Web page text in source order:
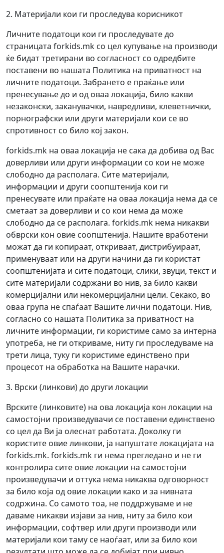
2. Материјали кои ги проследува корисникот
Личните податоци кои ги проследувате до
страницата forkids.mk со цел купување на производи
ќе бидат третирани во согласност со одредбите
поставени во нашата Политика на приватност на
личните податоци. Забрането е праќање или
пренесување до и од оваа локација, било какви
незаконски, заканувачки, навредливи, клеветнички,
порнографски или други материјали кои се во
спротивност со било кој закон.
forkids.mk на оваа локација не сака да добива од Вас
доверливи или други информации со кои не може
слободно да располага. Сите материјали,
информации и други соопштенија кои ги
пренесувате или праќате на оваа локација нема да се
сметаат за доверливи и со кои нема да може
слободно да се располага. forkids.mk нема никакви
обврски кон овие соопштенија. Нашите вработени
можат да ги копираат, откриваат, дистрибуираат,
применуваат или на други начини да ги користат
соопштенијата и сите податоци, слики, звуци, текст и
сите материјали содржани во нив, за било какви
комерцијални или некомерцијални цели. Секако, во
оваа група не спаѓаат Вашите лични податоци. Нив,
согласно со нашата Политика за приватност на
личните информации, ги користиме само за интерна
употреба, не ги откриваме, ниту ги проследуваме на
трети лица, туку ги користиме единствено при
процесот на обработка на Вашите нарачки.
3. Врски (линкови) до други локации
Врските (линковите) на ова локација кон локации на
самостојни произведувачи се поставени единствено
со цел да Ви ја олеснат работата. Доколку ги
користите овие линкови, ја напуштате локацијата на
forkids.mk. forkids.mk ги нема прегледано и не ги
контролира сите овие локации на самостојни
произведувачи и оттука нема никаква одговорност
за било која од овие локации како и за нивната
содржина. Со самото тоа, не поддржуваме и не
даваме никакви изјави за нив, ниту за било кои
информации, софтвер или други производи или
материјали кои таму се наоѓаат, или за било кои